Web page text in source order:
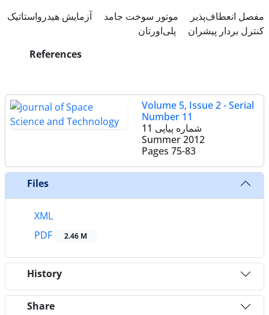
مفصل انعطاف‌پذیر موتور سوخت جامد
آزمایش هیدرواستاتیک
کنترل بردار پیشران
پلی‌اورتان
References
Volume 5, Issue 2 - Serial
Number 11
شماره پیاپی 11
Summer 2012
Pages 75-83
Files
XML
PDF
2.46 M
History
Share